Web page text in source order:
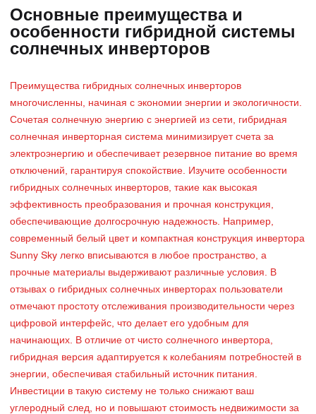
Основные преимущества и
особенности гибридной системы
солнечных инверторов
Преимущества гибридных солнечных инверторов
многочисленны, начиная с экономии энергии и экологичности.
Сочетая солнечную энергию с энергией из сети, гибридная
солнечная инверторная система минимизирует счета за
электроэнергию и обеспечивает резервное питание во время
отключений, гарантируя спокойствие. Изучите особенности
гибридных солнечных инверторов, такие как высокая
эффективность преобразования и прочная конструкция,
обеспечивающие долгосрочную надежность. Например,
современный белый цвет и компактная конструкция инвертора
Sunny Sky легко вписываются в любое пространство, а
прочные материалы выдерживают различные условия. В
отзывах о гибридных солнечных инверторах пользователи
отмечают простоту отслеживания производительности через
цифровой интерфейс, что делает его удобным для
начинающих. В отличие от чисто солнечного инвертора,
гибридная версия адаптируется к колебаниям потребностей в
энергии, обеспечивая стабильный источник питания.
Инвестиции в такую систему не только снижают ваш
углеродный след, но и повышают стоимость недвижимости за